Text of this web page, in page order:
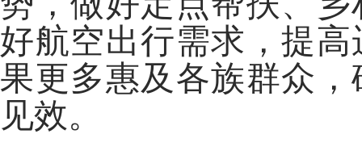
好航空出行需求，提
果更多惠及各族群众
见效。